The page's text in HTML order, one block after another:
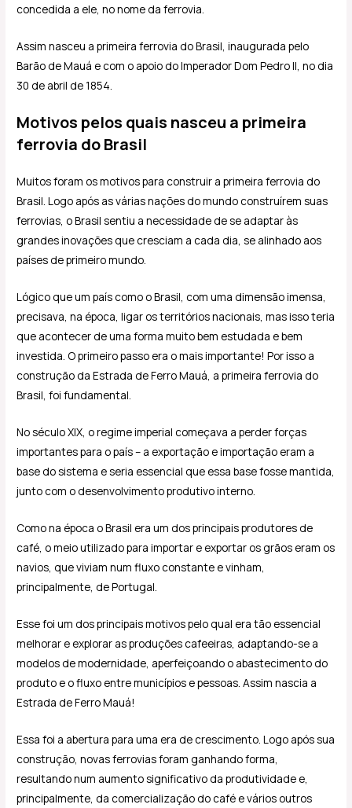
concedida a ele, no nome da ferrovia.
Assim nasceu a primeira ferrovia do Brasil, inaugurada pelo
Barão de Mauá e com o apoio do Imperador Dom Pedro II, no dia
30 de abril de 1854.
Motivos pelos quais nasceu a primeira
ferrovia do Brasil
Muitos foram os motivos para construir a primeira ferrovia do
Brasil. Logo após as várias nações do mundo construírem suas
ferrovias, o Brasil sentiu a necessidade de se adaptar às
grandes inovações que cresciam a cada dia, se alinhado aos
países de primeiro mundo.
Lógico que um país como o Brasil, com uma dimensão imensa,
precisava, na época, ligar os territórios nacionais, mas isso teria
que acontecer de uma forma muito bem estudada e bem
investida. O primeiro passo era o mais importante! Por isso a
construção da Estrada de Ferro Mauá, a primeira ferrovia do
Brasil, foi fundamental.
No século XIX, o regime imperial começava a perder forças
importantes para o país – a exportação e importação eram a
base do sistema e seria essencial que essa base fosse mantida,
junto com o desenvolvimento produtivo interno.
Como na época o Brasil era um dos principais produtores de
café, o meio utilizado para importar e exportar os grãos eram os
navios, que viviam num fluxo constante e vinham,
principalmente, de Portugal.
Esse foi um dos principais motivos pelo qual era tão essencial
melhorar e explorar as produções cafeeiras, adaptando-se a
modelos de modernidade, aperfeiçoando o abastecimento do
produto e o fluxo entre municípios e pessoas. Assim nascia a
Estrada de Ferro Mauá!
Essa foi a abertura para uma era de crescimento. Logo após sua
construção, novas ferrovias foram ganhando forma,
resultando num aumento significativo da produtividade e,
principalmente, da comercialização do café e vários outros